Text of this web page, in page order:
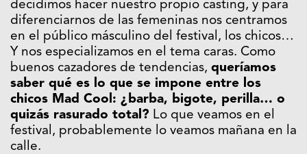
decidimos hacer nuestro propio casting, y para
diferenciarnos de las femeninas nos centramos
en el público másculino del festival, los chicos…
Y nos especializamos en el tema caras. Como
buenos cazadores de tendencias, queríamos
saber qué es lo que se impone entre los
chicos Mad Cool: ¿barba, bigote, perilla… o
quizás rasurado total? Lo que veamos en el
festival, probablemente lo veamos mañana en la
calle.